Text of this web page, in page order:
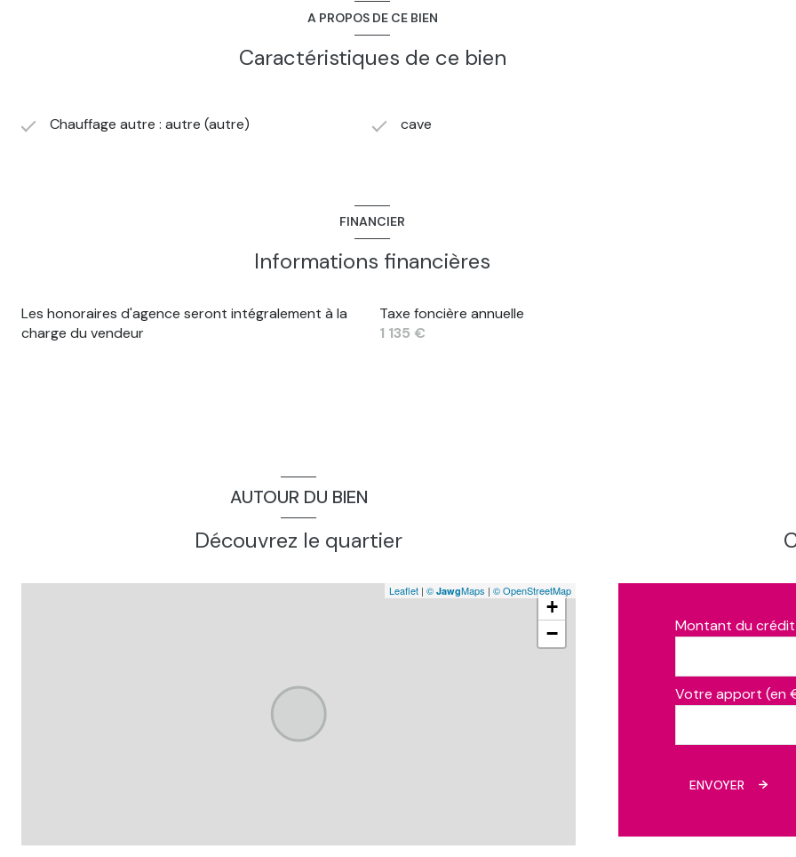
A PROPOS DE CE BIEN
Caractéristiques de ce bien
Chauffage autre : autre (autre) cave
FINANCIER
Informations financières
Les honoraires d'agence seront intégralement à la
charge du vendeur
Taxe foncière annuelle
1 135 €
AUTOUR DU BIEN
Découvrez le quartier
+
−
Leaflet | © JawgMaps | © OpenStreetMap
Montant du
Votre apport (en
ENVOYER